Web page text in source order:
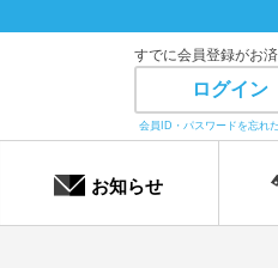
すでに会員登録がお
ログイン
会員ID・パスワードを忘れ
お知らせ